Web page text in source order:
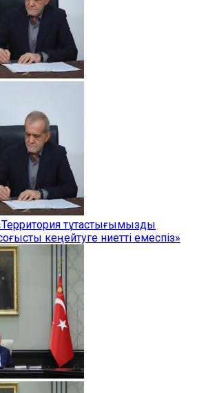
тұтастығымызды
кеңейтуге ниетті емеспіз»